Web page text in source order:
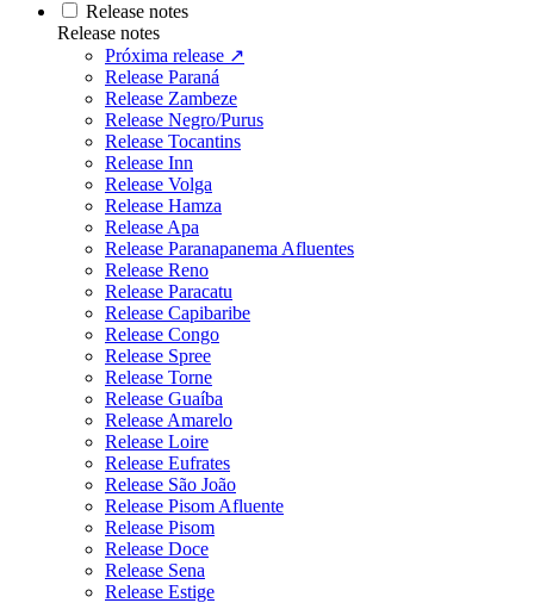
Release notes
Release notes
Próxima release ↗
Release Paraná
Release Zambeze
Release Negro/Purus
Release Tocantins
Release Inn
Release Volga
Release Hamza
Release Apa
Release Paranapanema Afluentes
Release Reno
Release Paracatu
Release Capibaribe
Release Congo
Release Spree
Release Torne
Release Guaíba
Release Amarelo
Release Loire
Release Eufrates
Release São João
Release Pisom Afluente
Release Pisom
Release Doce
Release Sena
Release Estige